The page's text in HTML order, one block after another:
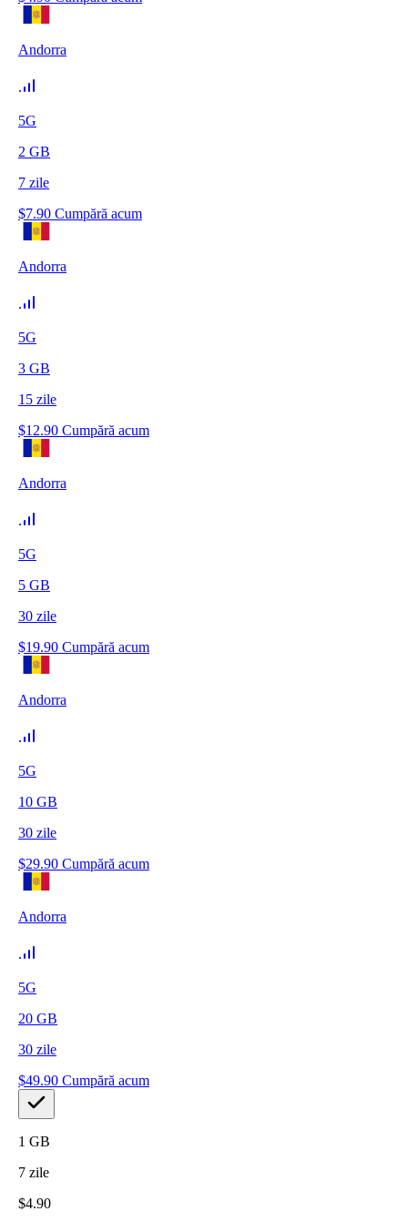
Andorra
5G
2 GB
7 zile
$7.90 Cumpără acum
Andorra
5G
3 GB
15 zile
$12.90 Cumpără acum
Andorra
5G
5 GB
30 zile
$19.90 Cumpără acum
Andorra
5G
10 GB
30 zile
$29.90 Cumpără acum
Andorra
5G
20 GB
30 zile
$49.90 Cumpără acum
1 GB
7 zile
$4.90